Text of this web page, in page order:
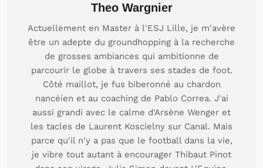
Theo Wargnier
Actuellement en Master à l'ESJ Lille, je m'avère
être un adepte du groundhopping à la recherche
de grosses ambiances qui ambitionne de
parcourir le globe à travers ses stades de foot.
Côté maillot, je fus biberonné au chardon
nancéien et au coaching de Pablo Correa. J'ai
aussi grandi avec le calme d'Arsène Wenger et
les tacles de Laurent Koscielny sur Canal. Mais
parce qu'il n'y a pas que le football dans la vie,
je vibre tout autant à encourager Thibaut Pinot